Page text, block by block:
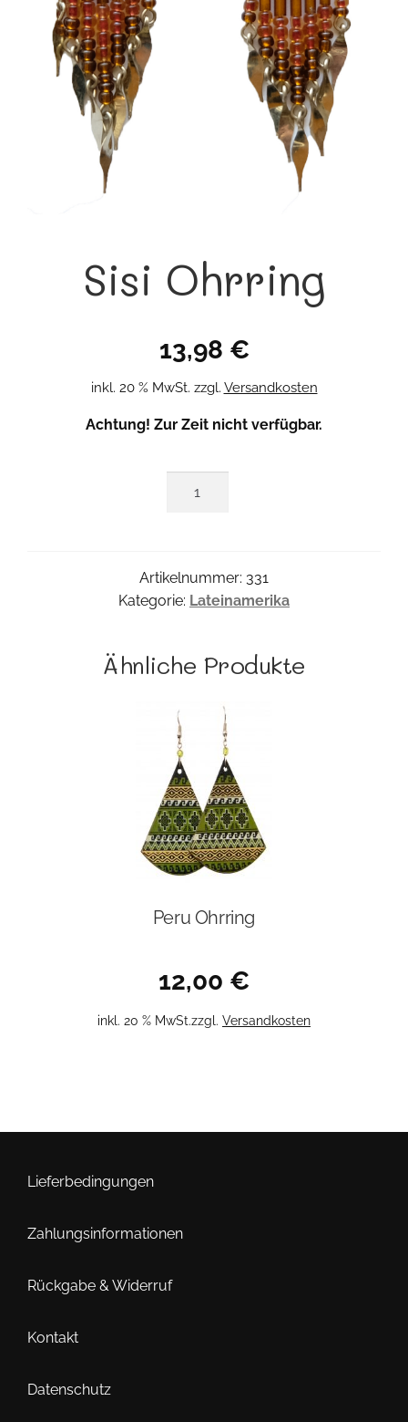
Sisi Ohrring
13,98 €
inkl. 20 % MwSt. zzgl. Versandkosten
Achtung! Zur Zeit nicht verfügbar.
Artikelnummer: 331
Kategorie: Lateinamerika
Ähnliche Produkte
Peru Ohrring
12,00 €
inkl. 20 % MwSt.zzgl. Versandkosten
Lieferbedingungen
Zahlungsinformationen
Rückgabe & Widerruf
Kontakt
Datenschutz